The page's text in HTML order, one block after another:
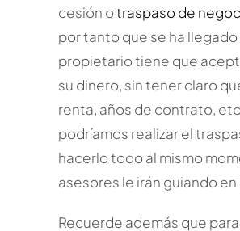
cesión otraspaso de
por tanto que se ha
propietario tiene que
su dinero, sin tener claro
renta, años de contrato,
podríamos realizar el
hacerlo todo al mismo
asesores le irán guiando
Recuerde además que